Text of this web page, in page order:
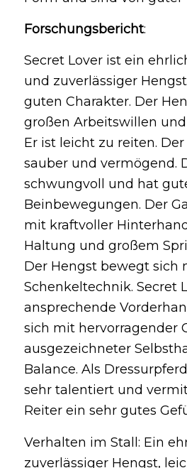
Forschungsbericht:
Secret Lover ist ein
und zuverlässiger
guten Charakter. Der
großen Arbeitswillen
Er ist leicht zu reiten.
sauber und vermögend.
schwungvoll und hat
Beinbewegungen. Der
mit kraftvoller
Haltung und großem
Der Hengst bewegt sich
Schenkeltechnik. Secret
ansprechende
sich mit hervorragender
ausgezeichneter
Balance. Als
sehr talentiert und
Reiter ein sehr gutes
Verhalten im Stall: Ein
zuverlässiger Hengst,